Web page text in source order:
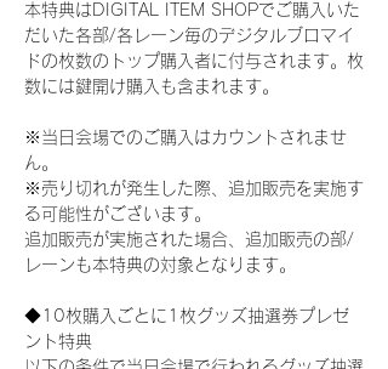
本特典はDIGITAL ITEM SHOPでご購入いた
だいた各部/各レーン毎のデジタルブロマイ
ドの枚数のトップ購入者に付与されます。枚
数には鍵開け購入も含まれます。
※当日会場でのご購入はカウントされませ
ん。
※売り切れが発生した際、追加販売を実施す
る可能性がございます。
追加販売が実施された場合、追加販売の部/
レーンも本特典の対象となります。
◆10枚購入ごとに1枚グッズ抽選券プレゼ
ント特典